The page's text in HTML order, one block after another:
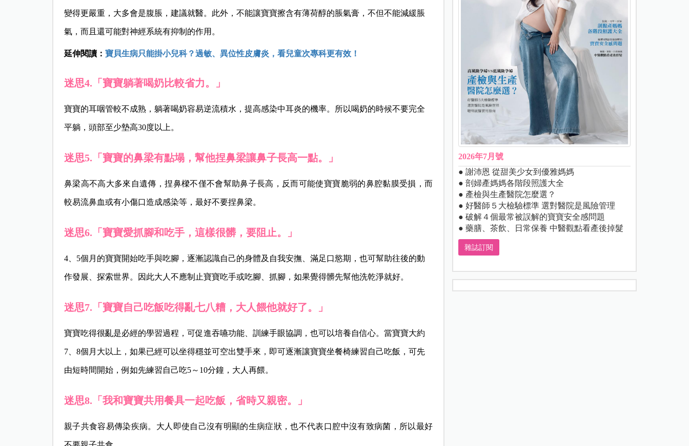
變得更嚴重，大多會是腹脹，建議就醫。此外，不能讓寶寶擦含有薄荷醇的脹氣膏，不但不能減緩脹
氣，而且還可能對神經系統有抑制的作用。
延伸閱讀： 寶貝生病只能掛小兒科？過敏、異位性皮膚炎，看兒童次專科更有效！
迷思4.「寶寶躺著喝奶比較省力。」
寶寶的耳咽管較不成熟，躺著喝奶容易逆流積水，提高感染中耳炎的機率。所以喝奶的時候不要完全
平躺，頭部至少墊高30度以上。
迷思5.「寶寶的鼻梁有點塌，幫他捏鼻梁讓鼻子長高一點。」
鼻梁高不高大多來自遺傳，捏鼻樑不僅不會幫助鼻子長高，反而可能使寶寶脆弱的鼻腔黏膜受損，而
較易流鼻血或有小傷口造成感染等，最好不要捏鼻梁。
迷思6.「寶寶愛抓腳和吃手，這樣很髒，要阻止。」
4、5個月的寶寶開始吃手與吃腳，逐漸認識自己的身體及自我安撫、滿足口慾期，也可幫助往後的動
作發展、探索世界。因此大人不應制止寶寶吃手或吃腳、抓腳，如果覺得髒先幫他洗乾淨就好。
迷思7.「寶寶自己吃飯吃得亂七八糟，大人餵他就好了。」
寶寶吃得很亂是必經的學習過程，可促進吞嚥功能、訓練手眼協調，也可以培養自信心。當寶寶大約
7、8個月大以上，如果已經可以坐得穩並可空出雙手來，即可逐漸讓寶寶坐餐椅練習自己吃飯，可先
由短時間開始，例如先練習自己吃5～10分鐘，大人再餵。
迷思8.「我和寶寶共用餐具一起吃飯，省時又親密。」
親子共食容易傳染疾病。大人即使自己沒有明顯的生病症狀，也不代表口腔中沒有致病菌，所以最好
2026年7月號
● 謝沛恩 從甜美少女到優雅媽媽
● 剖婦產媽媽各階段照護大全
● 產檢與生產醫院怎麼選？
● 好醫師５大檢驗標準 選對醫院是風險管理
● 破解４個最常被誤解的寶寶安全感問題
● 藥膳、茶飲、日常保養 中醫觀點看產後掉髮
雜誌訂閱